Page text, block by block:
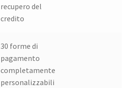
recupero del
credito
30 forme di
pagamento
completamente
personalizzabili